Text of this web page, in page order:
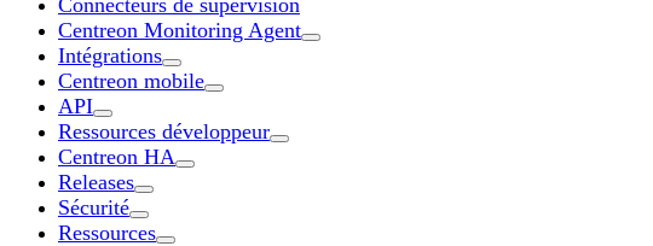
Centreon Monitoring Agent
Intégrations
Centreon mobile
API
Ressources développeur
Centreon HA
Releases
Sécurité
Ressources